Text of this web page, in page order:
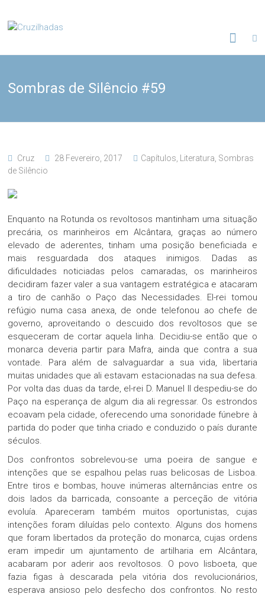
content
Cruzilhadas
Sombras de Silêncio #59
Cruz 28 Fevereiro, 2017 Capítulos Literatura Sombras
de Silêncio
Enquanto na Rotunda os revoltosos mantinham uma situação
precária, os marinheiros em Alcântara, graças ao número
elevado de aderentes, tinham uma posição beneficiada e
mais resguardada dos ataques inimigos. Dadas as
dificuldades noticiadas pelos camaradas, os marinheiros
decidiram fazer valer a sua vantagem estratégica e atacaram
a tiro de canhão o Paço das Necessidades. El-rei tomou
refúgio numa casa anexa, de onde telefonou ao chefe de
governo, aproveitando o descuido dos revoltosos que se
esqueceram de cortar aquela linha. Decidiu-se então que o
monarca deveria partir para Mafra, ainda que contra a sua
vontade. Para além de salvaguardar a sua vida, libertaria
muitas unidades que ali estavam estacionadas na sua defesa.
Por volta das duas da tarde, el-rei D. Manuel II despediu-se do
Paço na esperança de algum dia ali regressar. Os estrondos
ecoavam pela cidade, oferecendo uma sonoridade fúnebre à
partida do poder que tinha criado e conduzido o país durante
séculos.
Dos confrontos sobrelevou-se uma poeira de sangue e
intenções que se espalhou pelas ruas belicosas de Lisboa.
Entre tiros e bombas, houve inúmeras alternâncias entre os
dois lados da barricada, consoante a perceção de vitória
evoluía. Apareceram também muitos oportunistas, cujas
intenções foram diluídas pelo contexto. Alguns dos homens
que foram libertados da proteção do monarca, cujas ordens
eram impedir um ajuntamento de artilharia em Alcântara,
acabaram por aderir aos revoltosos. O povo lisboeta, que
fazia figas à descarada pela vitória dos revolucionários,
esperava ansioso pelo desfecho dos confrontos. No resto